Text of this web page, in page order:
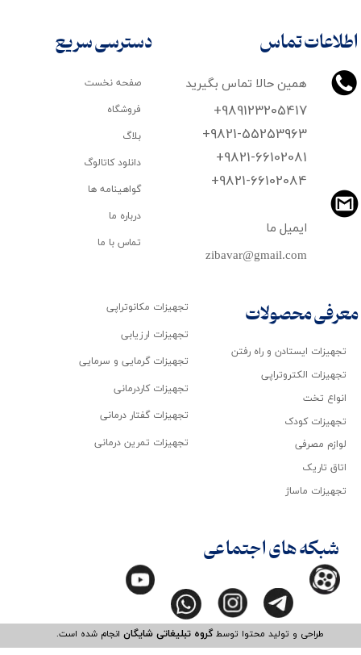
اطلاعات تماس
همین حالا تماس بگیرید
+989123205417
+9821-55253963
+9821-66102081
​​​​​​​+9821-66102084
zibavar@gmail.com
ایمیل ما
طراحی و تولید محتوا توسطگروه تبلیغاتی شایگانانجام شده است.​​​​​​​
تجهیزات ایستادن و راه رفتن
تجهیزات الکتروتراپی
انواع تخت
تجهیزات کودک
لوازم مصرفی
اتاق تاریک
تجهیزات ماساژ
صفحه نخست
فروشگاه
بلاگ
دانلود کاتالوگ
گواهینامه ها
درباره ما
تماس با ما
تجهیزات مکانوتراپی
تجهیزات ارزیابی
تجهیزات گرمایی و سرمایی
تجهیزات کاردرمانی
تجهیزات گفتار درمانی
تجهیزات تمرین درمانی
دسترسی سریع
معرفی محصولات
شبکه های اجتماعی